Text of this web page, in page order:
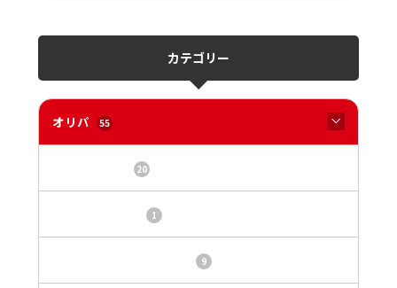
カテゴリー
オリパ 55
20
1
9